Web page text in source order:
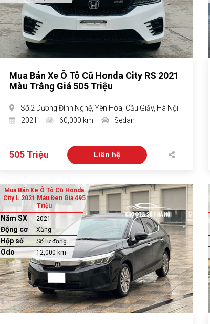
Mua Bán Xe Ô Tô Cũ Honda City RS 2021
Màu Trắng Giá 505 Triệu
Số 2 Dương Đình Nghệ, Yên Hòa, Cầu Giấy, Hà Nội
2021
60,000 km Sedan
505 Triệu Liên hệ
Mua Bán Xe Ô Tô Cũ Honda
City L 2021 Màu Đen Giá 495
Triệu
Năm SX 2021
Động cơ Xăng
Hộp số Số tự động
Odo 12,000 km